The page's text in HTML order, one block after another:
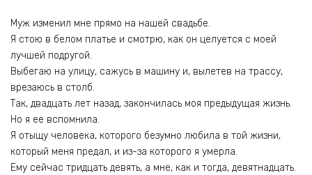
Муж изменил мне прямо на нашей свадьбе.
Я стою в белом платье и смотрю, как он целуется с моей
лучшей подругой.
Выбегаю на улицу, сажусь в машину и, вылетев на трассу,
врезаюсь в столб.
Так, двадцать лет назад, закончилась моя предыдущая жизнь.
Но я ее вспомнила.
Я отыщу человека, которого безумно любила в той жизни,
который меня предал, и из-за которого я умерла.
Ему сейчас тридцать девять, а мне, как и тогда, девятнадцать.